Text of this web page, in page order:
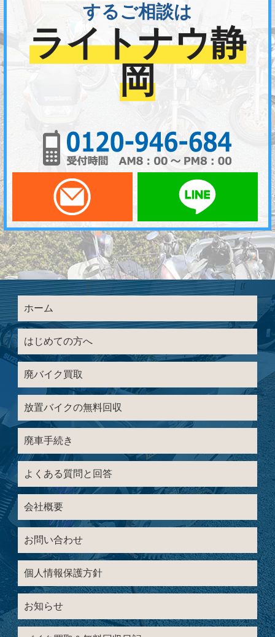
するご相談は
ライトナウ静
岡
メールでお問い合わせ
ホーム
はじめての方へ
廃バイク買取
放置バイクの無料回収
廃車手続き
よくある質問と回答
会社概要
お問い合わせ
個人情報保護方針
お知らせ